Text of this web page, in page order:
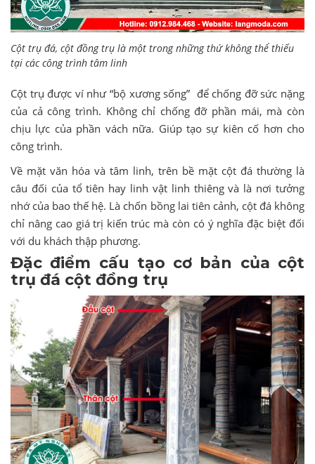
Cột trụ đá, cột đồng trụ là một trong những thứ không thể thiếu
tại các công trình tâm linh
Cột trụ được ví như “bộ xương sống” để chống đỡ sức nặng
của cả công trình. Không chỉ chống đỡ phần mái, mà còn
chịu lực của phần vách nữa. Giúp tạo sự kiên cố hơn cho
công trình.
Về mặt văn hóa và tâm linh, trên bề mặt cột đá thường là
câu đối của tổ tiên hay linh vật linh thiêng và là nơi tưởng
nhớ của bao thế hệ. Là chốn bồng lai tiên cảnh, cột đá không
chỉ nâng cao giá trị kiến ​​trúc mà còn có ý nghĩa đặc biệt đối
với du khách thập phương.
Đặc điểm cấu tạo cơ bản của cột
trụ đá cột đồng trụ